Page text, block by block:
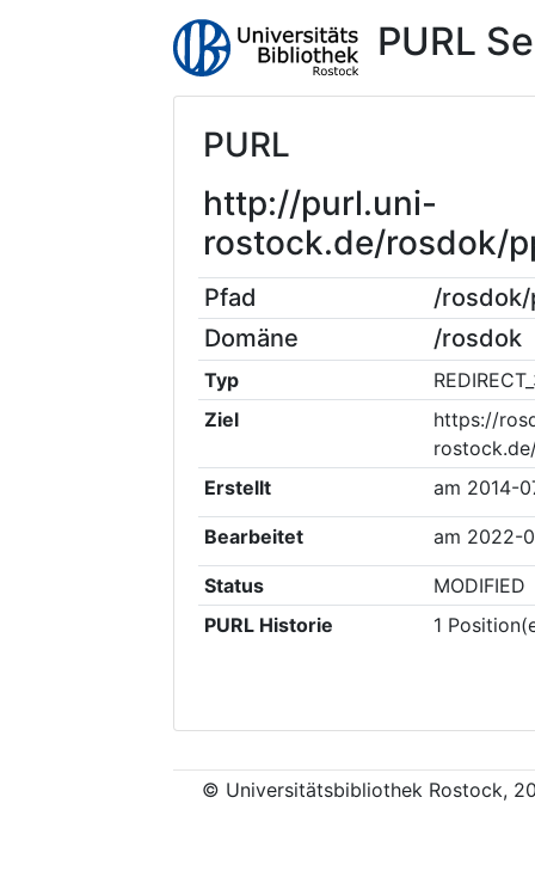
PURL
PURL
http://purl.uni-
rostock.de/rosdok/
Pfad
/
Domäne
/rosdok
Typ
Ziel
https://
Erstellt
am 2014-
Bearbeitet am 2022-
Status
MODIFIED
PURL Historie
1
© Universitätsbibliothek Rostock,